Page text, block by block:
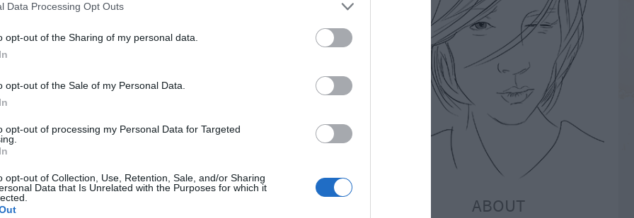
Data Processing Opt Outs
opt-out of the Sharing of my personal data.
opt-out of the Sale of my Personal Data.
opt-out of processing my Personal Data for Targeted
opt-out of Collection, Use, Retention, Sale, and/or Sharing
Data that Is Unrelated with the Purposes for which it
THESE
•
ABOUT